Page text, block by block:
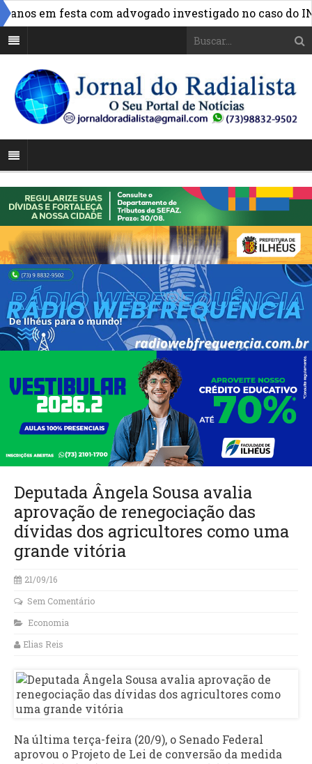
em festa com advogado investigado no caso do INSS
Deputada Ângela Sousa avalia
aprovação de renegociação das
dívidas dos agricultores como uma
grande vitória
21/09/16
Sem Comentário
Economia
Elias Reis
Na última terça-feira (20/9), o Senado Federal
aprovou o Projeto de Lei de conversão da medida